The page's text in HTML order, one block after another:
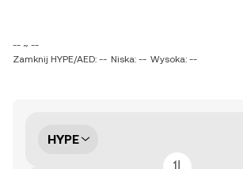
-- ~ --
Zamknij HYPE/AED: -- Niska: -- Wysoka: --
HYPE